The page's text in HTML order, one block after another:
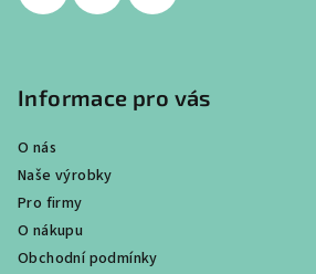
Informace pro vás
O nás
Naše výrobky
Pro firmy
O nákupu
Obchodní podmínky